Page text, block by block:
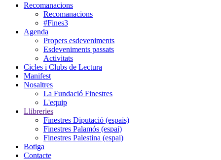
Recomanacions
Recomanacions
#Fines3
Agenda
Propers esdeveniments
Esdeveniments passats
Activitats
Cicles i Clubs de Lectura
Manifest
Nosaltres
La Fundació Finestres
L'equip
Llibreries
Finestres Diputació (espais)
Finestres Palamós (espai)
Finestres Palestina (espai)
Botiga
Contacte